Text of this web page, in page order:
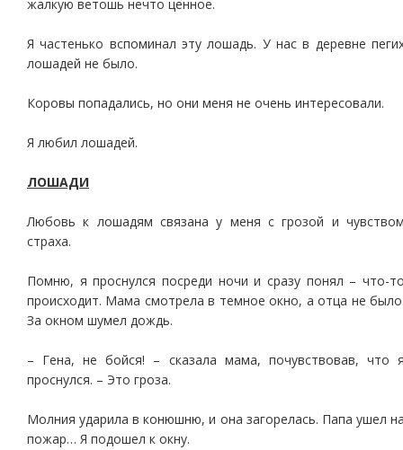
жалкую ветошь нечто ценное.
Я частенько вспоминал эту лошадь. У нас в деревне
лошадей не было.
Коровы попадались, но они меня не очень интересовали.
Я любил лошадей.
ЛОШАДИ
Любовь к лошадям связана у меня с грозой и
страха.
Помню, я проснулся посреди ночи и сразу понял – что-
происходит. Мама смотрела в темное окно, а отца не
За окном шумел дождь.
– Гена, не бойся! – сказала мама, почувствовав, что
проснулся. – Это гроза.
Молния ударила в конюшню, и она загорелась. Папа ушел
пожар… Я подошел к окну.